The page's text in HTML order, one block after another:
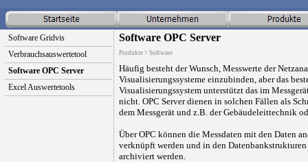
Software OPC Server
Produkte > Software
Häufig besteht der Wunsch, Messwerte der
Visualisierungssysteme einzubinden, aber das
Visualisierungssystem unterstützt das im
nicht. OPC Server dienen in solchen Fällen als
dem Messgerät und z.B. der Gebäudeleittechnik
Über OPC können die Messdaten mit den Daten
verknüpft werden und in den
archiviert werden.
Software Gridvis
Verbrauchsauswertetool
Software OPC Server
Excel Auswertetools